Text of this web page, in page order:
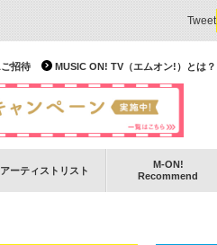
Tweet
MUSIC ON! TV（エムオン!）とは？
招待
アーティストリスト
M-ON!
Recommend